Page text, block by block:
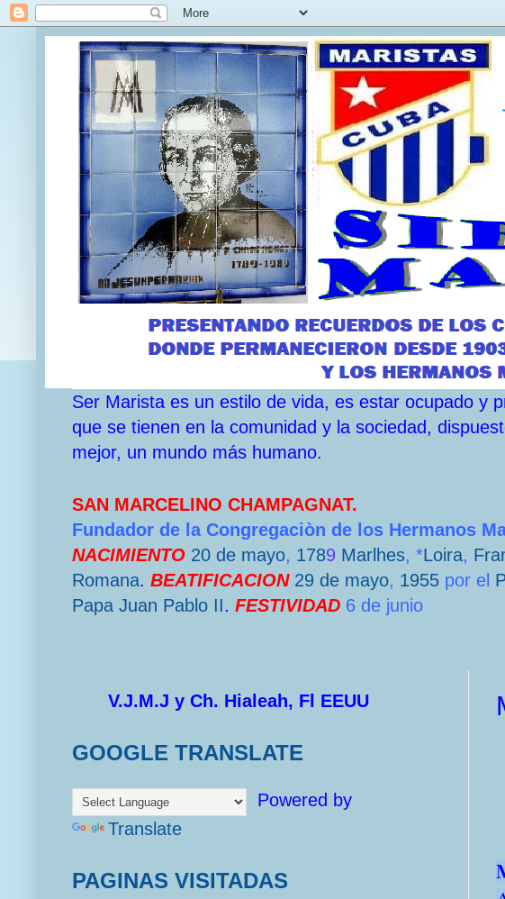
Ser Marista es un estilo de vida, es estar ocupado y
que se tienen en la comunidad y la sociedad,
mejor, un mundo más humano.
SAN MARCELINO CHAMPAGNAT.
Fundador de la Congregaciòn de los Hermanos
NACIMIENTO 20 de mayo, 1789 Marlhes, *Loira,
Romana. BEATIFICACION 29 de mayo, 1955 por el
Papa Juan Pablo II. FESTIVIDAD 6 de junio
V.J.M.J y Ch. Hialeah, Fl EEUU
GOOGLE TRANSLATE
Powered by
Translate
PAGINAS VISITADAS